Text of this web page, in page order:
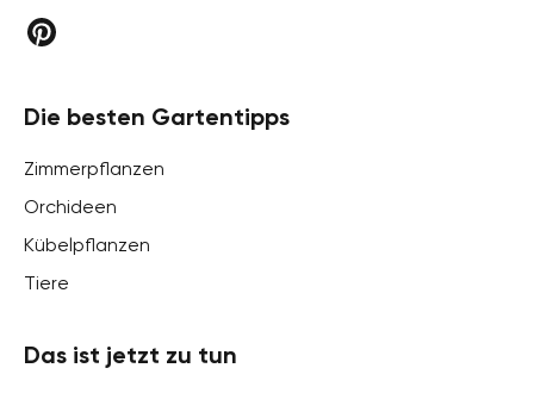
Die besten Gartentipps
Zimmerpflanzen
Orchideen
Kübelpflanzen
Tiere
Das ist jetzt zu tun